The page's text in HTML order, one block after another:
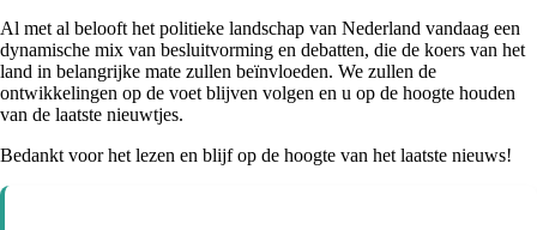
Al met al belooft het politieke landschap van Nederland vandaag een
dynamische mix van besluitvorming en debatten, die de koers van het
land in belangrijke mate zullen beïnvloeden. We zullen de
ontwikkelingen op de voet blijven volgen en u op de hoogte houden
van de laatste nieuwtjes.
Bedankt voor het lezen en blijf op de hoogte van het laatste nieuws!